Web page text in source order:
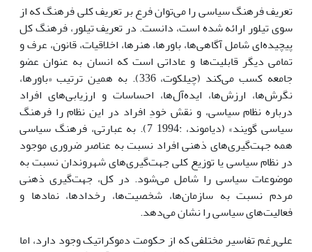
تعریف فرهنگ سیاسى را مى‌توان فرع بر تعریف کلى فرهنگ که از
سوى تیلور ارائه شده است، دانست. در تعریف تیلور، فرهنگ کل
پیچیده‌اى شامل آگاهى‌ها، باورها، هنرها، اخلاقیات، قانون، عرف و
تمامى دیگر قابلیت‌ها و عاداتى است که انسان به عنوان عضو
جامعه کسب مى‌کند (چیلکوت، 336). به همین ترتیب «باورها،
نگرش‌ها، ارزش‌ها، ایده‌آل‌ها، احساسات و ارزیابى‌هاى افراد
درباره نظام سیاسى، و نقش خودِ افراد در این نظام را فرهنگ
سیاسى گویند» (دیاموند، :1994 7). به عبارتى، فرهنگ سیاسى
همه جهت‌گیرى‌هاى ذهنى افراد نسبت به عناصر ضرورى موجود
در نظام سیاسى یا توزیع کلى جهت‌گیرى‌هاى شهروندان نسبت به
موضوعات سیاسى را شامل مى‌شود. در کل، جهت‌گیرى ذهنى
مردم نسبت به سازمان‌ها، شخصیت‌ها، رخدادها، نمادها و
فعالیت‌هاى سیاسى را نشان مى‌دهد.
على‌رغم تفاسیر مختلفى که از حکومت دموکراتیک وجود دارد، اما